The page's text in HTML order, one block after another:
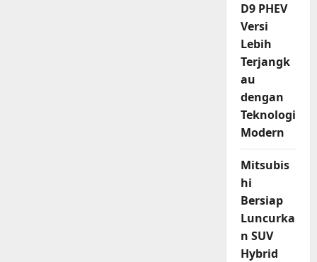
D9 PHEV
Versi
Lebih
Terjangk
au
dengan
Teknologi
Modern
Mitsubis
hi
Bersiap
Luncurka
n SUV
Hybrid